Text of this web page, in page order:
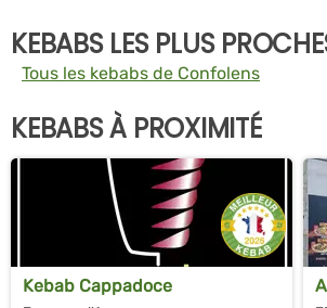
KEBABS LES PLUS
Tous les kebabs de Confolens
KEBABS À PROXIMITÉ
Kebab Cappadoce